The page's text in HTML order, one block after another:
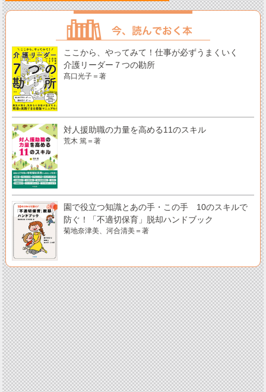
ここから、やってみて！仕事が必ずうまくいく
介護リーダー７つの勘所
髙口光子＝著
対人援助職の力量を高める11のスキル
荒木 篤＝著
園で役立つ知識とあの手・この手 10のスキルで
防ぐ！「不適切保育」脱却ハンドブック
菊地奈津美、河合清美＝著